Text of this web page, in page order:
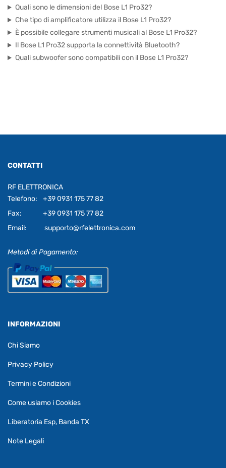
Quali sono le dimensioni del Bose L1 Pro32?
Che tipo di amplificatore utilizza il Bose L1 Pro32?
È possibile collegare strumenti musicali al Bose L1 Pro32?
Il Bose L1 Pro32 supporta la connettività Bluetooth?
Quali subwoofer sono compatibili con il Bose L1 Pro32?
CONTATTI
RF ELETTRONICA
Telefono:
+39 0931 175 77 82
Fax:
+39 0931 175 77 82
Email:
supporto@rfelettronica.com
Metodi di Pagamento:
INFORMAZIONI
Chi Siamo
Privacy Policy
Termini e Condizioni
Come usiamo i Cookies
Liberatoria Esp, Banda TX
Note Legali